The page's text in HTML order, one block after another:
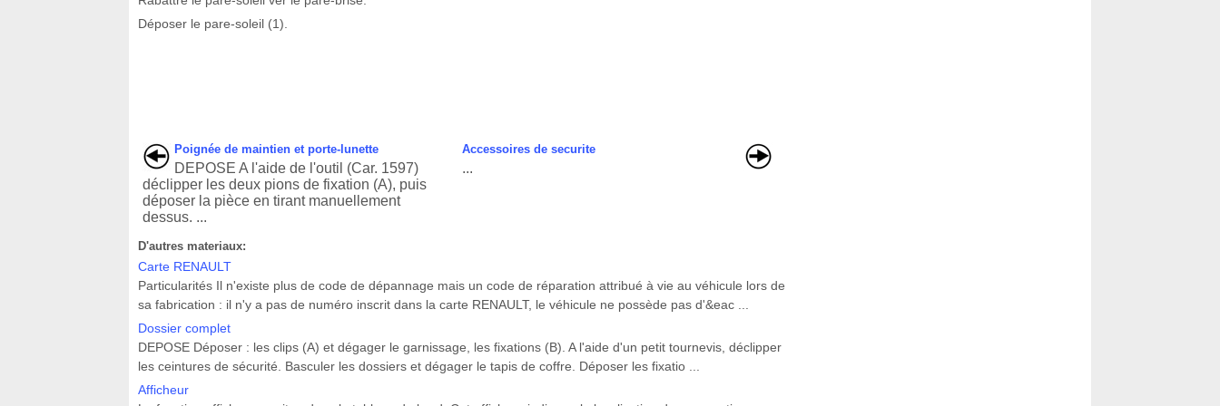
Déposer le pare-soleil (1).
Poignée de maintien et porte-lunette
DEPOSE A l'aide de l'outil (Car. 1597)
déclipper les deux pions de fixation (A), puis
déposer la pièce en tirant manuellement
dessus. ...
Accessoires de securite
...
D'autres materiaux:
Carte RENAULT
Particularités Il n'existe plus de code de dépannage mais un code de réparation attribué à vie au véhicule lors de
sa fabrication : il n'y a pas de numéro inscrit dans la carte RENAULT, le véhicule ne possède pas d'&eac ...
Dossier complet
DEPOSE Déposer : les clips (A) et dégager le garnissage, les fixations (B). A l'aide d'un petit tournevis, déclipper
les ceintures de sécurité. Basculer les dossiers et dégager le tapis de coffre. Déposer les fixatio ...
Afficheur